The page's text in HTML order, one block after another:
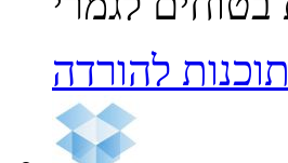
תוכנות להורדה